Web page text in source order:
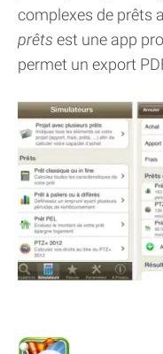
complexes de prêts
prêts est une app
permet un export